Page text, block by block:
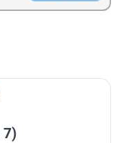
7)